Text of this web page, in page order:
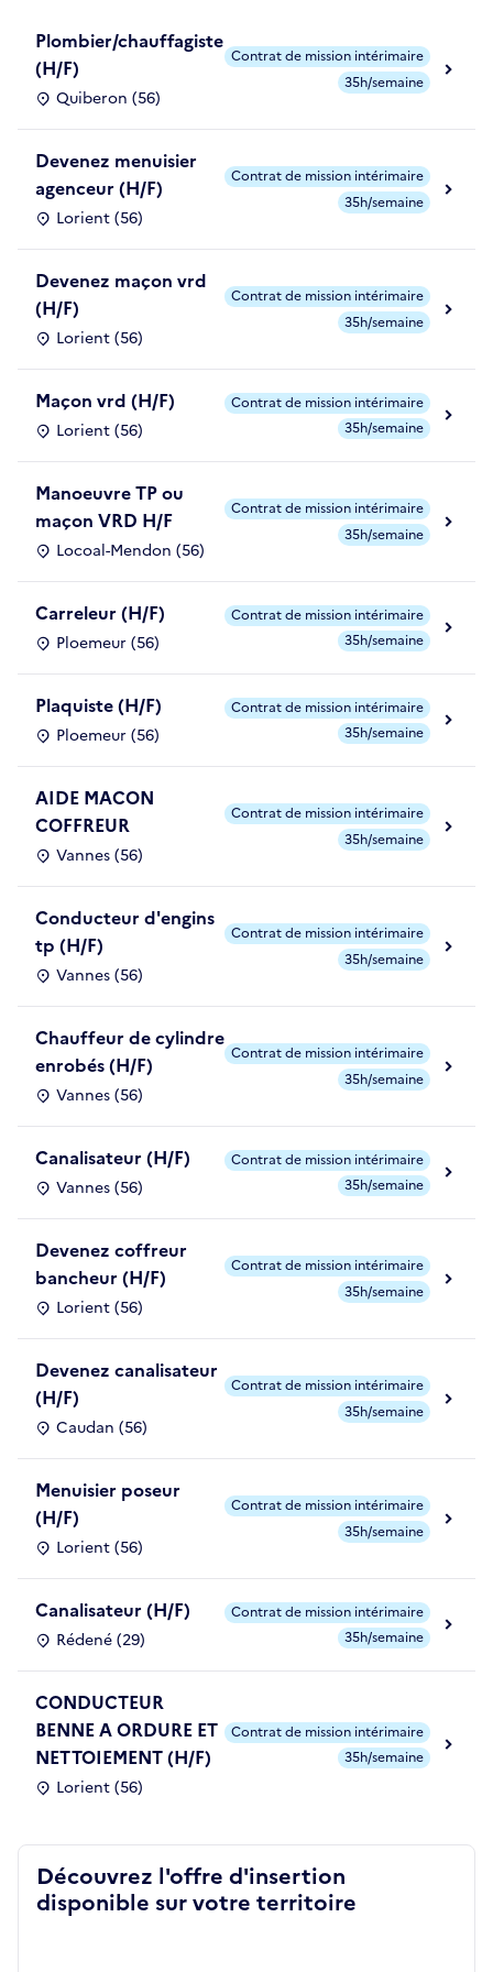
Plombier/chauffagiste
(H/F)
Quiberon (56)
Contrat de mission intérimaire
35h/semaine
Devenez menuisier
agenceur (H/F)
Lorient (56)
Contrat de mission intérimaire
35h/semaine
Devenez maçon vrd
(H/F)
Lorient (56)
Contrat de mission intérimaire
35h/semaine
Maçon vrd (H/F)
Lorient (56)
Contrat de mission intérimaire
35h/semaine
Manoeuvre TP ou
maçon VRD H/F
Locoal-Mendon (56)
Contrat de mission intérimaire
35h/semaine
Carreleur (H/F)
Ploemeur (56)
Contrat de mission intérimaire
35h/semaine
Plaquiste (H/F)
Ploemeur (56)
Contrat de mission intérimaire
35h/semaine
AIDE MACON
COFFREUR
Vannes (56)
Contrat de mission intérimaire
35h/semaine
Conducteur d'engins
tp (H/F)
Vannes (56)
Contrat de mission intérimaire
35h/semaine
Chauffeur de cylindre
enrobés (H/F)
Vannes (56)
Contrat de mission intérimaire
35h/semaine
Canalisateur (H/F)
Vannes (56)
Contrat de mission intérimaire
35h/semaine
Devenez coffreur
bancheur (H/F)
Lorient (56)
Contrat de mission intérimaire
35h/semaine
Devenez canalisateur
(H/F)
Caudan (56)
Contrat de mission intérimaire
35h/semaine
Menuisier poseur
(H/F)
Lorient (56)
Contrat de mission intérimaire
35h/semaine
Canalisateur (H/F)
Rédené (29)
Contrat de mission intérimaire
35h/semaine
CONDUCTEUR
BENNE A ORDURE ET
NETTOIEMENT (H/F)
Lorient (56)
Contrat de mission intérimaire
35h/semaine
Découvrez l'offre d'insertion
disponible sur votre territoire